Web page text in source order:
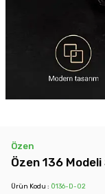
Özen
Özen 136
Ürün Kodu : Ö136-D-02